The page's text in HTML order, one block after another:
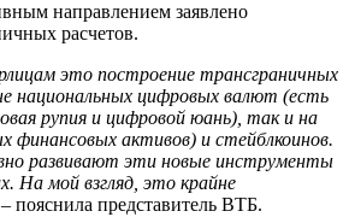
направлением заявлено
расчетов.
это построение трансграничных
национальных цифровых валют (есть
рупия и цифровой юань), так и на
финансовых активов) и стейблкоинов.
развивают эти новые инструменты
На мой взгляд, это крайне
– пояснила представитель ВТБ.